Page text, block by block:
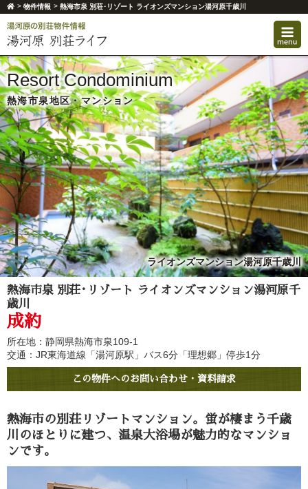
>物件情報 >熱海市泉 別荘･リゾート ライオンズマンション湯河原千歳川
Resort Condominium
熱海市泉地区・マンション
ライオンズマンション湯河原千歳川
熱海市泉 別荘･リゾート ライオンズマンション湯河原千
歳川
成約
所在地：静岡県熱海市泉109-1
交通：JR東海道線「湯河原駅」バス6分「理想郷」停歩1分
この物件へのお問い合わせ・資料請求
熱海市の別荘リゾートマンション。蛍が棲まう千歳
川のほとりに建つ、温泉大浴場が魅力的なマンショ
ンです。